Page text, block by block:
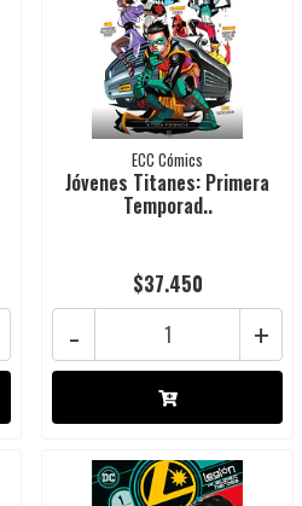
ECC Cómics
Jóvenes Titanes: Primera
Temporad..
$37.450
+
-